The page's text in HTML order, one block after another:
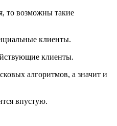
то возможны такие
клиенты.
клиенты.
алгоритмов, а значит и
впустую.